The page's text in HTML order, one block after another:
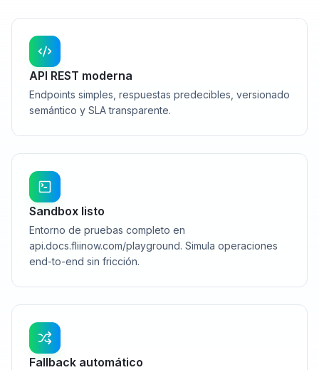
API REST moderna
Endpoints simples, respuestas predecibles, versionado
semántico y SLA transparente.
Sandbox listo
Entorno de pruebas completo en
api.docs.fliinow.com/playground. Simula operaciones
end-to-end sin fricción.
Fallback automático